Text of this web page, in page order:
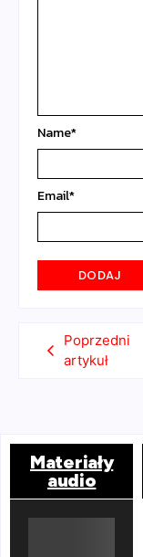
Name*
Email*
Poprzedni
artykuł
Materiały
audio